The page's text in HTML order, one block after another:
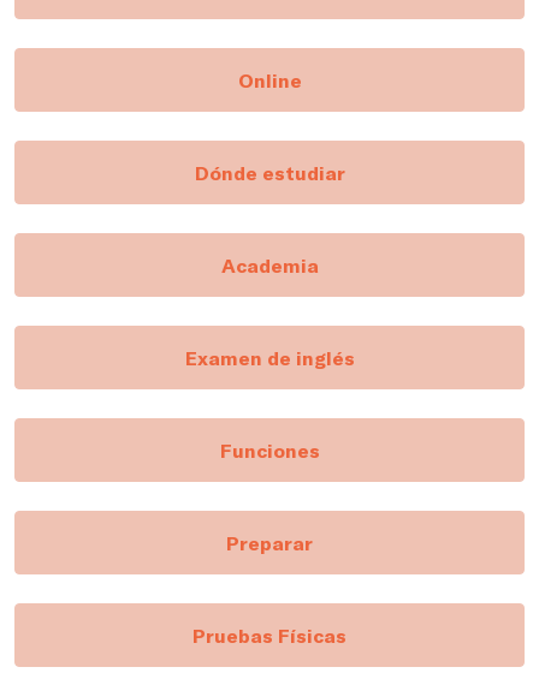
Online
Dónde estudiar
Academia
Examen de inglés
Funciones
Preparar
Pruebas Físicas